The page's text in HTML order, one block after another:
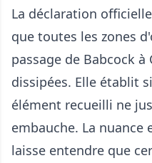
La déclaration
que toutes les zones
passage de Babcock
dissipées. Elle établit
élément recueilli ne
embauche. La
laisse entendre que